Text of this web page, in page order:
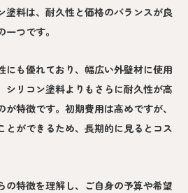
塗料は、耐久性と価格のバランスが良
つです。
にも優れており、幅広い外壁材に使用
シリコン塗料よりもさらに耐久性が高
特徴です。初期費用は高めですが、
とができるため、長期的に見るとコス
の特徴を理解し、ご自身の予算や希望